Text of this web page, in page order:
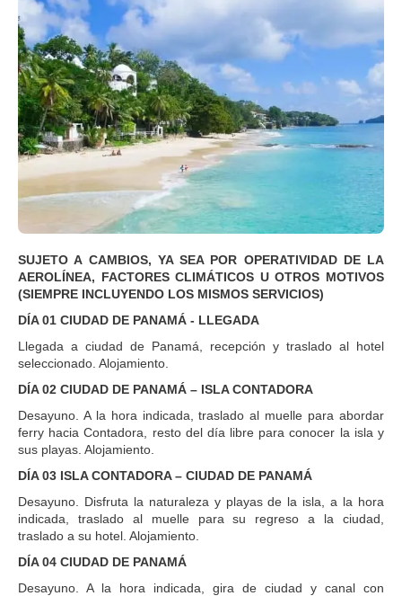
SUJETO A CAMBIOS, YA SEA POR OPERATIVIDAD DE LA
AEROLÍNEA, FACTORES CLIMÁTICOS U OTROS MOTIVOS
(SIEMPRE INCLUYENDO LOS MISMOS SERVICIOS)
DÍA 01 CIUDAD DE PANAMÁ - LLEGADA
Llegada a ciudad de Panamá, recepción y traslado al hotel
seleccionado. Alojamiento.
DÍA 02 CIUDAD DE PANAMÁ – ISLA CONTADORA
Desayuno. A la hora indicada, traslado al muelle para abordar
ferry hacia Contadora, resto del día libre para conocer la isla y
sus playas. Alojamiento.
DÍA 03 ISLA CONTADORA – CIUDAD DE PANAMÁ
Desayuno. Disfruta la naturaleza y playas de la isla, a la hora
indicada, traslado al muelle para su regreso a la ciudad,
traslado a su hotel. Alojamiento.
DÍA 04 CIUDAD DE PANAMÁ
Desayuno. A la hora indicada, gira de ciudad y canal con